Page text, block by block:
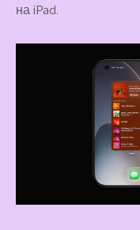
на iPad.